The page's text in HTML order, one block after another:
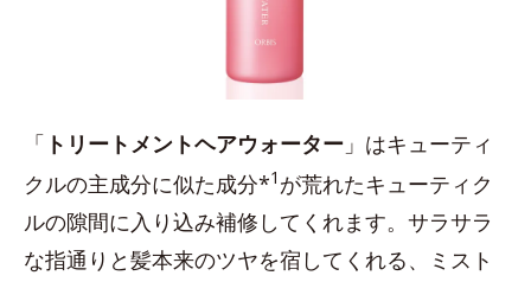
「 トリートメントヘアウォーター 」はキューティ
クルの主成分に似た成分*1 が荒れたキューティク
ルの隙間に入り込み補修してくれます。サラサラ
な指通りと髪本来のツヤを宿してくれる、ミスト